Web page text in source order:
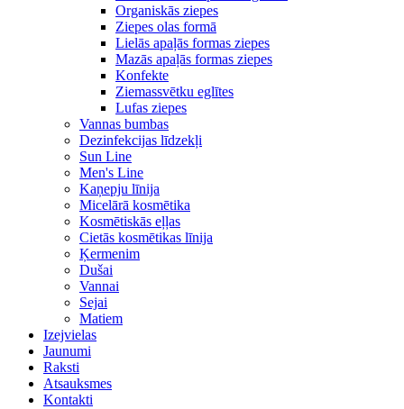
Organiskās ziepes
Ziepes olas formā
Lielās apaļās formas ziepes
Mazās apaļās formas ziepes
Konfekte
Ziemassvētku eglītes
Lufas ziepes
Vannas bumbas
Dezinfekcijas līdzekļi
Sun Line
Men's Line
Kaņepju līnija
Micelārā kosmētika
Kosmētiskās eļļas
Cietās kosmētikas līnija
Ķermenim
Dušai
Vannai
Sejai
Matiem
Izejvielas
Jaunumi
Raksti
Atsauksmes
Kontakti